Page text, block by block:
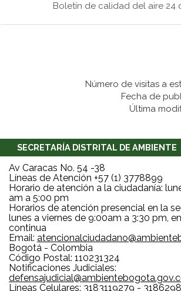
Boletín de calidad del aire 24
Número de visitas a
Fecha de
Última
SECRETARÍA DISTRITAL DE AMBIENTE
Av Caracas No. 54 -38
Líneas de Atención +57 (1) 3778899
Horario de atención a la ciudadanía:
am a 5:00 pm
Horarios de atención presencial en la
lunes a viernes de 9:00am a 3:30 pm,
continua
Email:
Bogotá - Colombia
Código Postal: 110231324
Notificaciones Judiciales:
Líneas Celulares: 3183119279 -